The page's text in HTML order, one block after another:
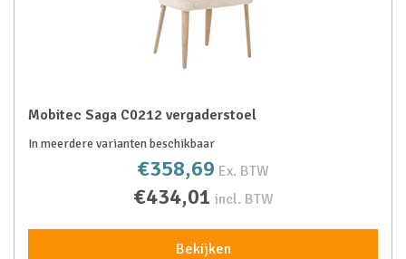
Mobitec Saga C0212 vergaderstoel
In meerdere varianten beschikbaar
€358,69 Ex. BTW
€434,01 incl. BTW
Bekijken